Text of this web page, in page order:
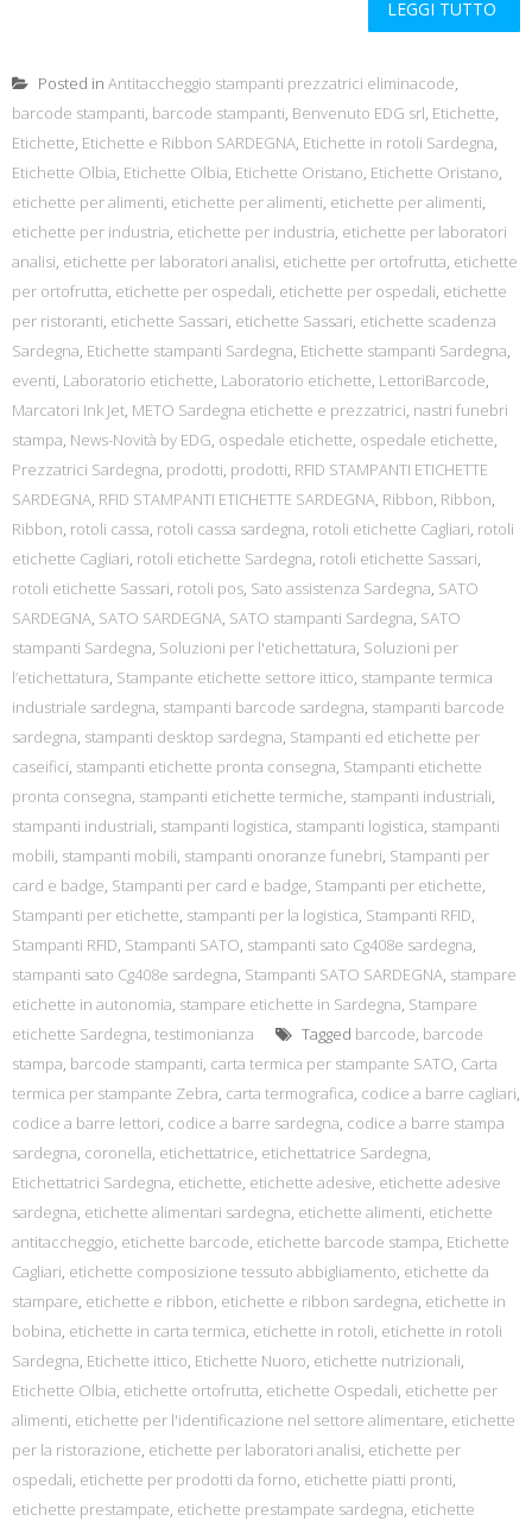
LEGGI TUTTO
Posted in Antitaccheggio stampanti prezzatrici eliminacode,
barcode stampanti, barcode stampanti, Benvenuto EDG srl, Etichette,
Etichette, Etichette e Ribbon SARDEGNA, Etichette in rotoli Sardegna,
Etichette Olbia, Etichette Olbia, Etichette Oristano, Etichette Oristano,
etichette per alimenti, etichette per alimenti, etichette per alimenti,
etichette per industria, etichette per industria, etichette per laboratori
analisi, etichette per laboratori analisi, etichette per ortofrutta, etichette
per ortofrutta, etichette per ospedali, etichette per ospedali, etichette
per ristoranti, etichette Sassari, etichette Sassari, etichette scadenza
Sardegna, Etichette stampanti Sardegna, Etichette stampanti Sardegna,
eventi, Laboratorio etichette, Laboratorio etichette, LettoriBarcode,
Marcatori Ink Jet, METO Sardegna etichette e prezzatrici, nastri funebri
stampa, News-Novità by EDG, ospedale etichette, ospedale etichette,
Prezzatrici Sardegna, prodotti, prodotti, RFID STAMPANTI ETICHETTE
SARDEGNA, RFID STAMPANTI ETICHETTE SARDEGNA, Ribbon, Ribbon,
Ribbon, rotoli cassa, rotoli cassa sardegna, rotoli etichette Cagliari, rotoli
etichette Cagliari, rotoli etichette Sardegna, rotoli etichette Sassari,
rotoli etichette Sassari, rotoli pos, Sato assistenza Sardegna, SATO
SARDEGNA, SATO SARDEGNA, SATO stampanti Sardegna, SATO
stampanti Sardegna, Soluzioni per l'etichettatura, Soluzioni per
l’etichettatura, Stampante etichette settore ittico, stampante termica
industriale sardegna, stampanti barcode sardegna, stampanti barcode
sardegna, stampanti desktop sardegna, Stampanti ed etichette per
caseifici, stampanti etichette pronta consegna, Stampanti etichette
pronta consegna, stampanti etichette termiche, stampanti industriali,
stampanti industriali, stampanti logistica, stampanti logistica, stampanti
mobili, stampanti mobili, stampanti onoranze funebri, Stampanti per
card e badge, Stampanti per card e badge, Stampanti per etichette,
Stampanti per etichette, stampanti per la logistica, Stampanti RFID,
Stampanti RFID, Stampanti SATO, stampanti sato Cg408e sardegna,
stampanti sato Cg408e sardegna, Stampanti SATO SARDEGNA, stampare
etichette in autonomia, stampare etichette in Sardegna, Stampare
etichette Sardegna, testimonianza Tagged barcode, barcode
stampa, barcode stampanti, carta termica per stampante SATO, Carta
termica per stampante Zebra, carta termografica, codice a barre cagliari,
codice a barre lettori, codice a barre sardegna, codice a barre stampa
sardegna, coronella, etichettatrice, etichettatrice Sardegna,
Etichettatrici Sardegna, etichette, etichette adesive, etichette adesive
sardegna, etichette alimentari sardegna, etichette alimenti, etichette
antitaccheggio, etichette barcode, etichette barcode stampa, Etichette
Cagliari, etichette composizione tessuto abbigliamento, etichette da
stampare, etichette e ribbon, etichette e ribbon sardegna, etichette in
bobina, etichette in carta termica, etichette in rotoli, etichette in rotoli
Sardegna, Etichette ittico, Etichette Nuoro, etichette nutrizionali,
Etichette Olbia, etichette ortofrutta, etichette Ospedali, etichette per
alimenti, etichette per l'identificazione nel settore alimentare, etichette
per la ristorazione, etichette per laboratori analisi, etichette per
ospedali, etichette per prodotti da forno, etichette piatti pronti,
etichette prestampate, etichette prestampate sardegna, etichette